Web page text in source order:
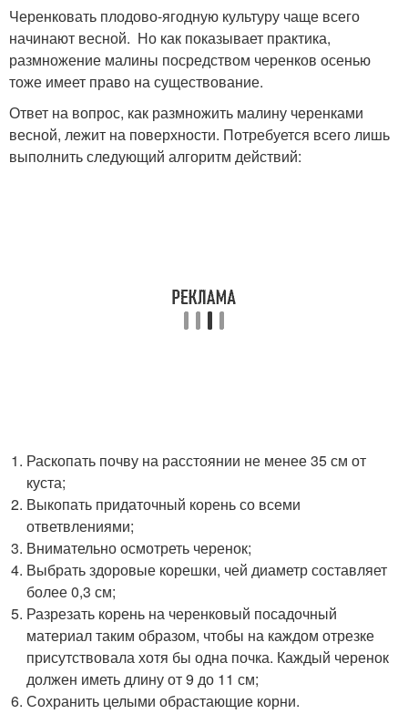
Черенковать плодово-ягодную культуру чаще всего
начинают весной. Но как показывает практика,
размножение малины посредством черенков осенью
тоже имеет право на существование.
Ответ на вопрос, как размножить малину черенками
весной, лежит на поверхности. Потребуется всего лишь
выполнить следующий алгоритм действий:
Раскопать почву на расстоянии не менее 35 см от
куста;
Выкопать придаточный корень со всеми
ответвлениями;
Внимательно осмотреть черенок;
Выбрать здоровые корешки, чей диаметр составляет
более 0,3 см;
Разрезать корень на черенковый посадочный
материал таким образом, чтобы на каждом отрезке
присутствовала хотя бы одна почка. Каждый черенок
должен иметь длину от 9 до 11 см;
Сохранить целыми обрастающие корни.